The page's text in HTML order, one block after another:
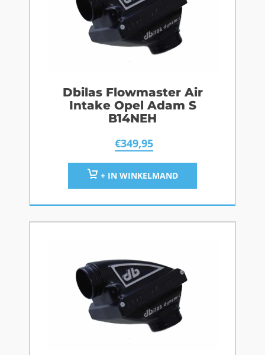
Dbilas Flowmaster Air
Intake Opel Adam S
B14NEH
€349,95
+ IN WINKELMAND